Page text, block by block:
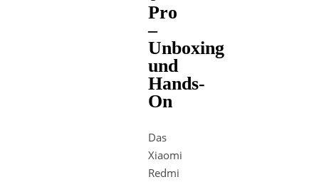
Pro
–
Unboxing
und
Hands-
On
Das
Xiaomi
Redmi